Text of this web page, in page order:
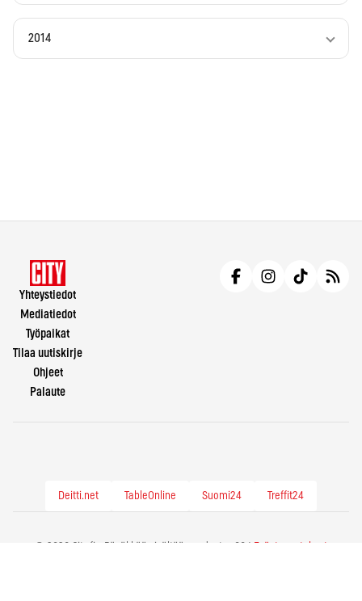
2014
Yhteystiedot
Mediatiedot
Työpaikat
Tilaa uutiskirje
Ohjeet
Palaute
Deitti.net TableOnline Suomi24 Treffit24